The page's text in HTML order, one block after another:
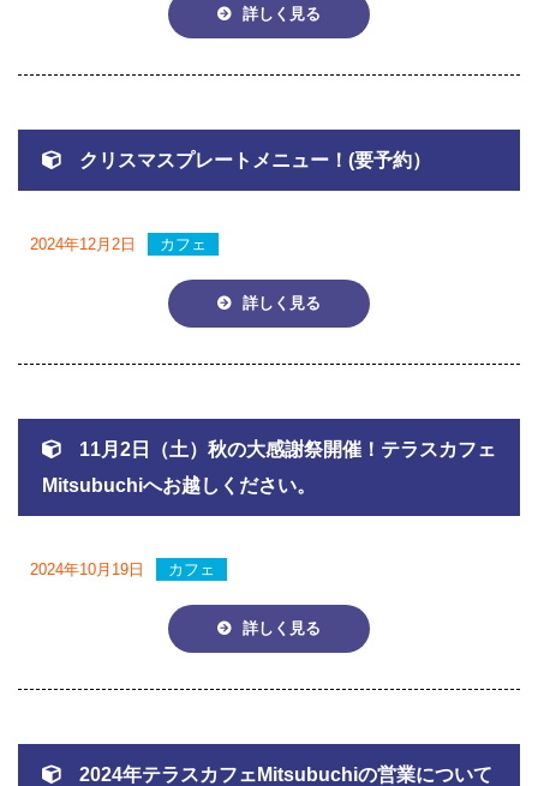
詳しく見る
クリスマスプレートメニュー！(要予約）
2024年12月2日 カフェ
詳しく見る
11月2日（土）秋の大感謝祭開催！テラスカフェ
Mitsubuchiへお越しください。
2024年10月19日 カフェ
詳しく見る
2024年テラスカフェMitsubuchiの営業について